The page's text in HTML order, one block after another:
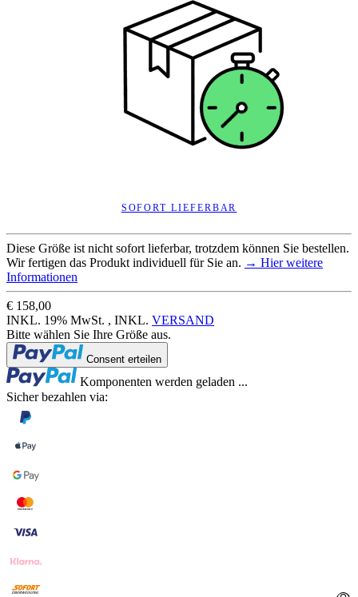
SOFORT LIEFERBAR
Diese Größe ist nicht sofort lieferbar, trotzdem können Sie bestellen.
Wir fertigen das Produkt individuell für Sie an. → Hier weitere
Informationen
€ 158,00
INKL. 19% MwSt. , INKL. VERSAND
Bitte wählen Sie Ihre Größe aus.
Consent erteilen
Loading...
Komponenten werden geladen ...
Sicher bezahlen via: